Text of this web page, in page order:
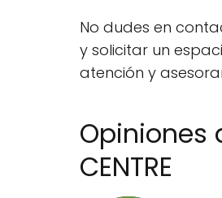
No dudes en
y solicitar un
atención y
Opiniones
CENTRE